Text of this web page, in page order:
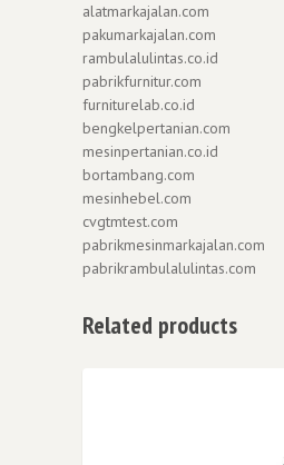
alatmarkajalan.com
pakumarkajalan.com
rambulalulintas.co.id
pabrikfurnitur.com
furniturelab.co.id
bengkelpertanian.com
mesinpertanian.co.id
bortambang.com
mesinhebel.com
cvgtmtest.com
pabrikmesinmarkajalan.com
pabrikrambulalulintas.com
Related products